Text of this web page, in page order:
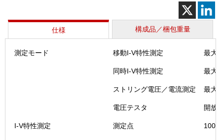
（
A1）
仕様 構成品／梱包重量
測定モード 移動I-V特性測定 最大
同時I-V特性測定 最大
ストリング電圧／電流測定 最大
電圧テスタ 開放
I-V特性測定 測定点 100